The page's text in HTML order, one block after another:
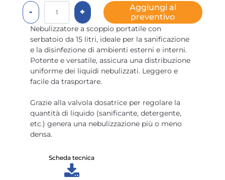
Quantità
Aggiungi al
preventivo
Nebulizzatore a scoppio portatile con
serbatoio da 15 litri, ideale per la sanificazione
e la disinfezione di ambienti esterni e interni.
Potente e versatile, assicura una distribuzione
uniforme dei liquidi nebulizzati. Leggero e
facile da trasportare.
Grazie alla valvola dosatrice per regolare la
quantità di liquido (sanificante, detergente,
etc.) genera una nebulizzazione più o meno
densa.
Scheda tecnica